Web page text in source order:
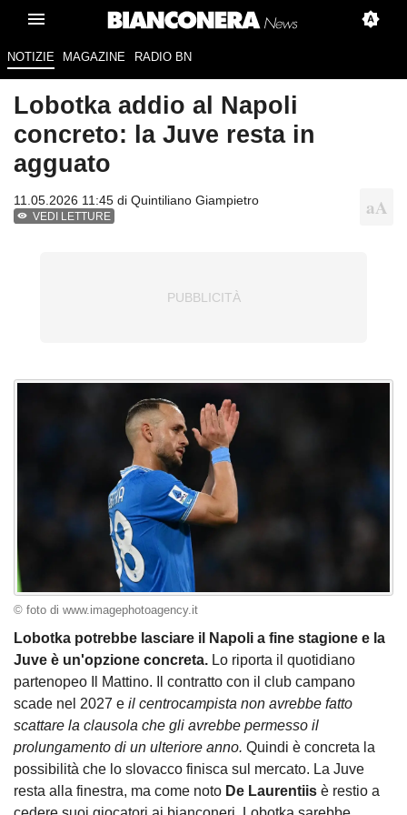
NOTIZIE MAGAZINE RADIO BN
Lobotka addio al Napoli
concreto: la Juve resta in
agguato
11.05.2026 11:45 di Quintiliano Giampietro
VEDI LETTURE
© foto di www.imagephotoagency.it
Lobotka potrebbe lasciare il Napoli a fine stagione e la
Juve è un'opzione concreta. Lo riporta il quotidiano
partenopeo Il Mattino. Il contratto con il club campano
scade nel 2027 e il centrocampista non avrebbe fatto
scattare la clausola che gli avrebbe permesso il
prolungamento di un ulteriore anno. Quindi è concreta la
possibilità che lo slovacco finisca sul mercato. La Juve
resta alla finestra, ma come noto De Laurentiis è restio a